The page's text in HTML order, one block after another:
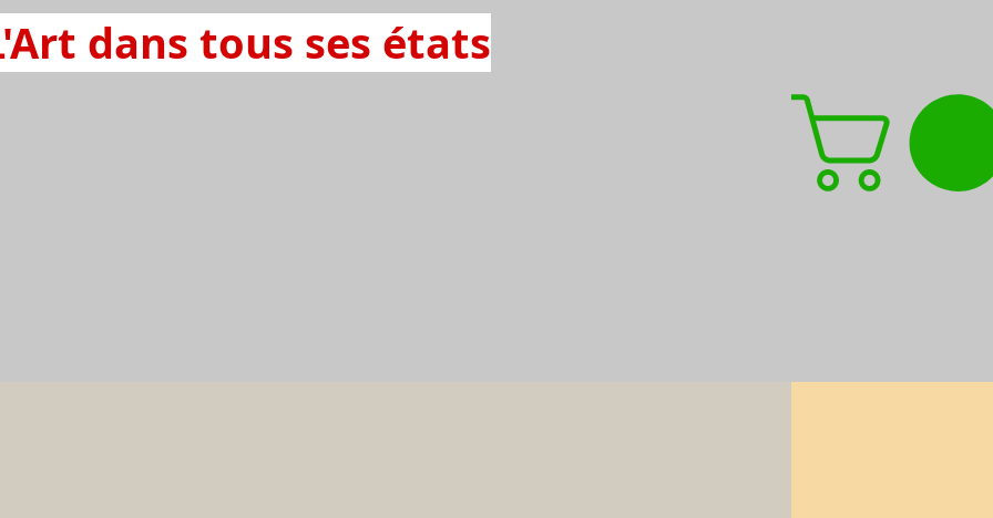
dans tous ses états